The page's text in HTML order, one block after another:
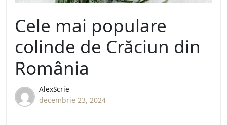
Cele mai populare
colinde de Crăciun din
România
AlexScrie
decembrie 23, 2024